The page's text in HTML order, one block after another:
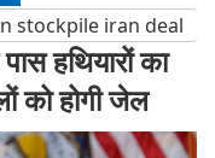
stockpile iran deal
हथियारों का
को होगी जेल